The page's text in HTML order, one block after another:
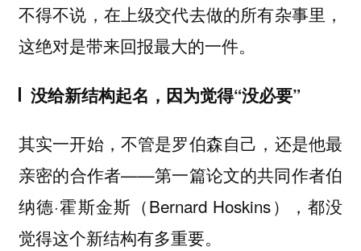
不得不说，在上级交代去做的所有杂事里，
这绝对是带来回报最大的一件。
没给新结构起名，因为觉得“没必要”
其实一开始，不管是罗伯森自己，还是他最
亲密的合作者——第一篇论文的共同作者伯
纳德·霍斯金斯（Bernard Hoskins），都没
觉得这个新结构有多重要。